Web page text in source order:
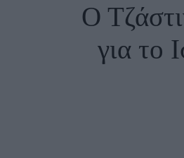
Woman Power
Ο
για το